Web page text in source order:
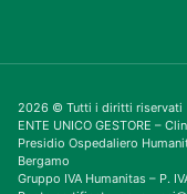
2026 © Tutti i diritti riservati
ENTE UNICO GESTORE –
Presidio Ospedaliero
Bergamo
Gruppo IVA Humanitas – P.